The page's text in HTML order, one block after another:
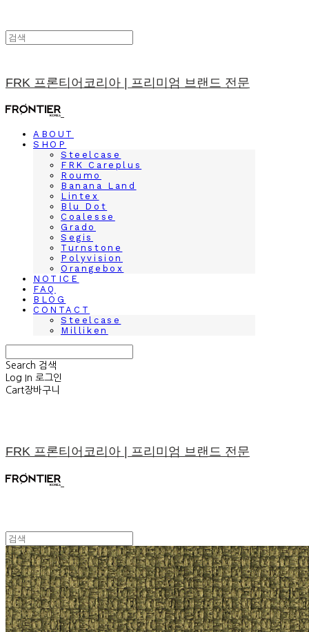
FRK 프론티어코리아 | 프리미엄 브랜드 전문
ABOUT
SHOP
Steelcase
FRK Careplus
Roumo
Banana Land
Lintex
Blu Dot
Coalesse
Grado
Segis
Turnstone
Polyvision
Orangebox
NOTICE
FAQ
BLOG
CONTACT
Steelcase
Milliken
Search 검색
Log In 로그인
Cart장바구니
FRK 프론티어코리아 | 프리미엄 브랜드 전문